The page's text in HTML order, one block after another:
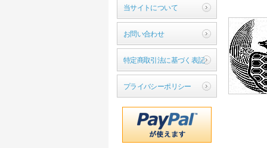
当サイトについて
お問い合わせ
特定商取引法に基づく表記
プライバシーポリシー